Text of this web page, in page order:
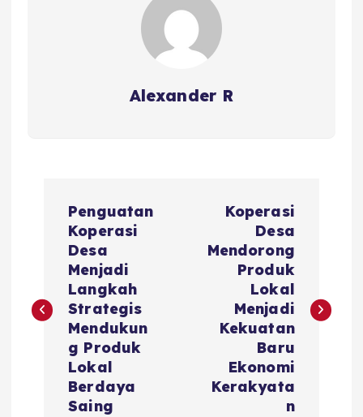
Alexander R
t
Penguatan
Koperasi
Desa
Menjadi
Langkah
Strategis
Mendukun
g Produk
Lokal
Berdaya
Saing
Koperasi
Desa
Mendorong
Produk
Lokal
Menjadi
Kekuatan
Baru
Ekonomi
Kerakyata
n